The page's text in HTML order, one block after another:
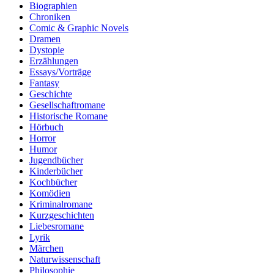
Biographien
Chroniken
Comic & Graphic Novels
Dramen
Dystopie
Erzählungen
Essays/Vorträge
Fantasy
Geschichte
Gesellschaftromane
Historische Romane
Hörbuch
Horror
Humor
Jugendbücher
Kinderbücher
Kochbücher
Komödien
Kriminalromane
Kurzgeschichten
Liebesromane
Lyrik
Märchen
Naturwissenschaft
Philosophie